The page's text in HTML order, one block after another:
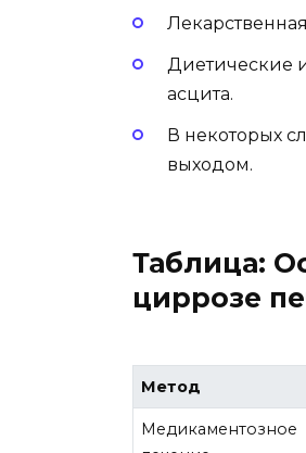
Диетические
асцита.
В некоторых
выходом.
Таблица:
циррозе
Метод
Медикаментозное